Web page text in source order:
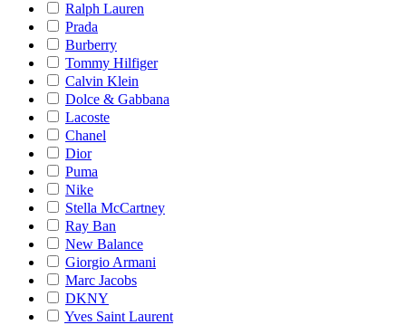
Ralph Lauren
Prada
Burberry
Tommy Hilfiger
Calvin Klein
Dolce & Gabbana
Lacoste
Chanel
Dior
Puma
Nike
Stella McCartney
Ray Ban
New Balance
Giorgio Armani
Marc Jacobs
DKNY
Yves Saint Laurent